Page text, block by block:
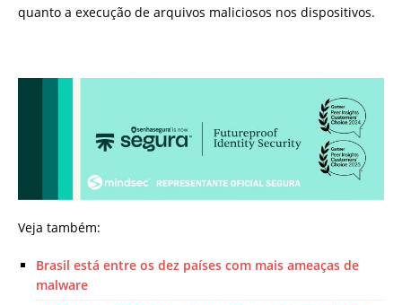
quanto a execução de arquivos maliciosos nos dispositivos.
Veja também:
Brasil está entre os dez países com mais ameaças de
malware